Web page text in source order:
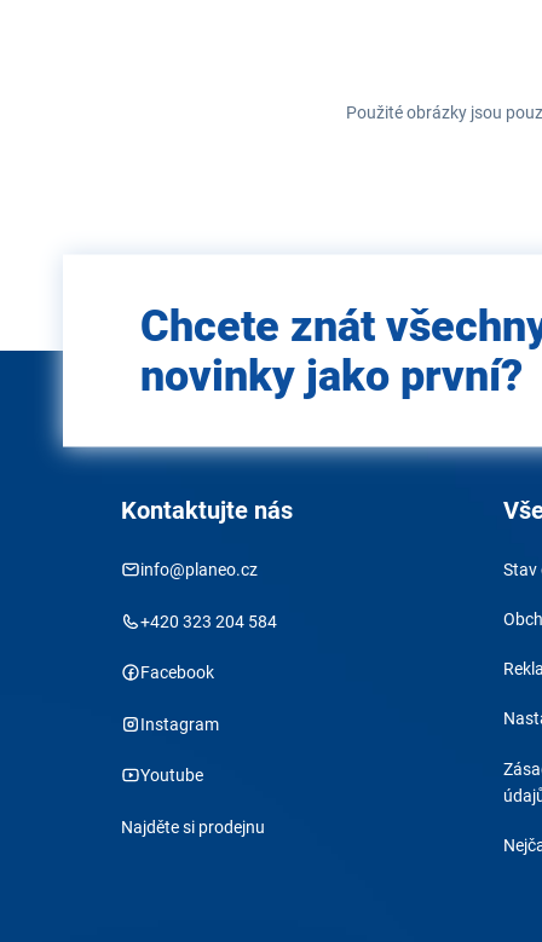
Použité obrázky jsou
e-mail
Chcete znát
novinky jako první?
Kontaktujte nás
info@planeo.cz
+420 323 204 584
Facebook
Instagram
Youtube
Najděte si prodejnu
Stav